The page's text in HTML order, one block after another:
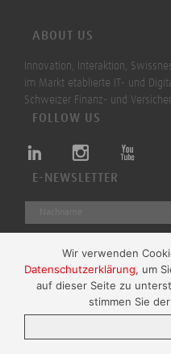
ABOUT US
Innovation, Interaktion,
im Markt etablierte IT- und
Schweizer Finanz- und
FOLLOW US
E-NEWSLETTER
Absenden
Wir verwenden
Datenschutzerklärung, um
auf dieser Seite zu
stimmen Sie